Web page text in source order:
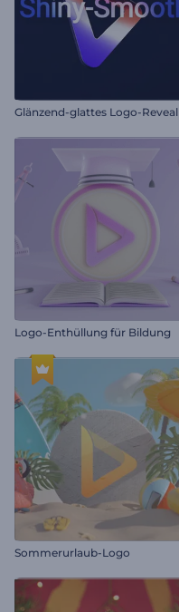
Glänzend-glattes Logo-Reveal
Logo-Enthüllung für Bildung
Sommerurlaub-Logo